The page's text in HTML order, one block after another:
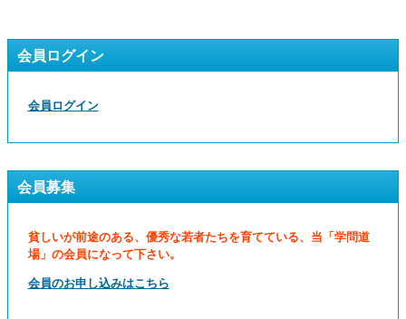
会員ログイン
会員ログイン
会員募集
貧しいが前途のある、優秀な若者たちを育てている、当「学問道
場」の会員になって下さい。
会員のお申し込みはこちら